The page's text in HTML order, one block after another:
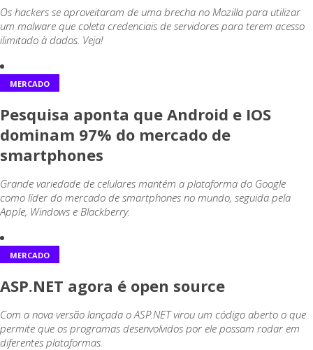
Os hackers se aproveitaram de uma brecha no Mozilla para utilizar
um malware que coleta credenciais de servidores para terem acesso
ilimitado à dados. Veja!
MERCADO
Pesquisa aponta que Android e IOS
dominam 97% do mercado de
smartphones
Grande variedade de celulares mantém a plataforma do Google
como líder do mercado de smartphones no mundo, seguida pela
Apple, Windows e Blackberry.
MERCADO
ASP.NET agora é open source
Com a nova versão lançada o ASP.NET virou um código aberto o que
permite que os programas desenvolvidos por ele possam rodar em
diferentes plataformas.